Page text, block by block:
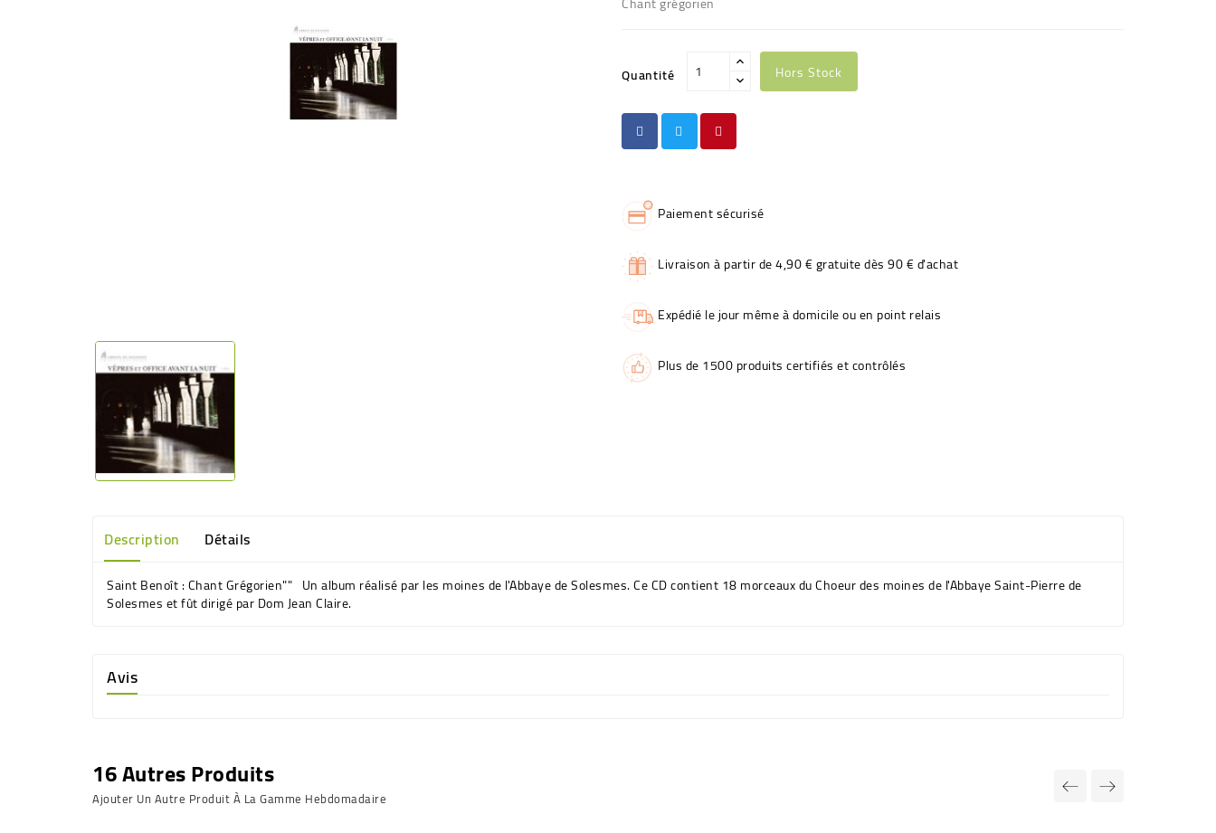
Quantité Hors Stock
Paiement sécurisé
Livraison à partir de 4,90 € gratuite dès 90 € d'achat
Expédié le jour même à domicile ou en point relais
Plus de 1500 produits certifiés et contrôlés
Description Détails
Saint Benoît : Chant Grégorien"" Un album réalisé par les moines de l'Abbaye de Solesmes. Ce CD contient 18 morceaux du Choeur des moines de l'Abbaye Saint-Pierre de
Solesmes et fût dirigé par Dom Jean Claire.
Avis
16 Autres Produits
Ajouter Un Autre Produit À La Gamme Hebdomadaire